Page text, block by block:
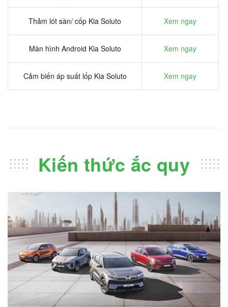
Thảm lót sàn/ cốp Kia Soluto Xem ngay
Màn hình Android Kia Soluto Xem ngay
Cảm biến áp suất lốp Kia Soluto Xem ngay
Kiến thức ắc quy